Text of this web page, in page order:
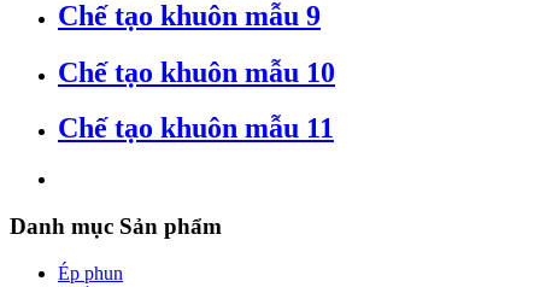
Chế tạo khuôn mẫu 9
Chế tạo khuôn mẫu 10
Chế tạo khuôn mẫu 11
Danh mục Sản phẩm
Ép phun